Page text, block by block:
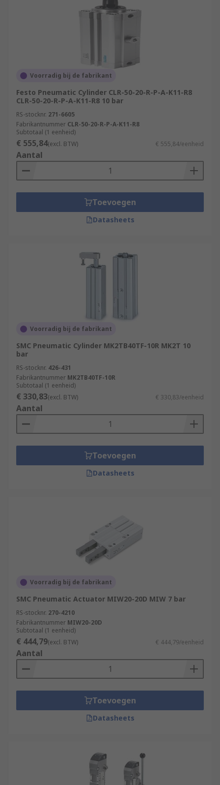
Voorradig bij de fabrikant
Festo Pneumatic Cylinder CLR-50-20-R-P-A-K11-R8
CLR-50-20-R-P-A-K11-R8 10 bar
RS-stocknr. 271-6605
Fabrikantnummer CLR-50-20-R-P-A-K11-R8
Subtotaal (1 eenheid)
€ 555,84(excl. BTW) € 555,84/eenheid
Aantal
Toevoegen
Datasheets
Voorradig bij de fabrikant
SMC Pneumatic Cylinder MK2TB40TF-10R MK2T 10
bar
RS-stocknr. 426-431
Fabrikantnummer MK2TB40TF-10R
Subtotaal (1 eenheid)
€ 330,83(excl. BTW) € 330,83/eenheid
Aantal
Toevoegen
Datasheets
Voorradig bij de fabrikant
SMC Pneumatic Actuator MIW20-20D MIW 7 bar
RS-stocknr. 270-4210
Fabrikantnummer MIW20-20D
Subtotaal (1 eenheid)
€ 444,79(excl. BTW) € 444,79/eenheid
Aantal
Toevoegen
Datasheets